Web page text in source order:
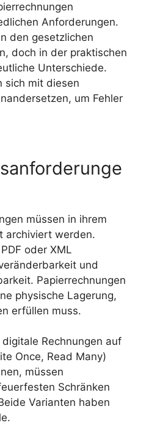
Anforderungen.
den gesetzlichen
doch in der praktischen
Unterschiede.
sich mit diesen
um Fehler
müssen in ihrem
archiviert werden.
oder XML
und
Papierrechnungen
physische Lagerung,
erfüllen muss.
Rechnungen auf
Once, Read Many)
müssen
Schränken
Varianten haben